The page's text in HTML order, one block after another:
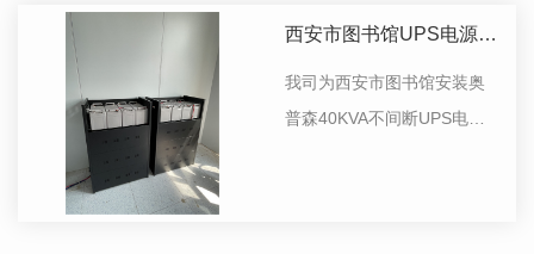
西安市图书馆UPS电源项
目案列
我司为西安市图书馆安装奥
普森40KVA不间断UPS电源1